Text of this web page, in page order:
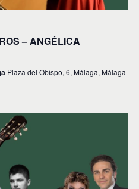
– ANGÉLICA
Plaza del Obispo, 6, Málaga, Málaga